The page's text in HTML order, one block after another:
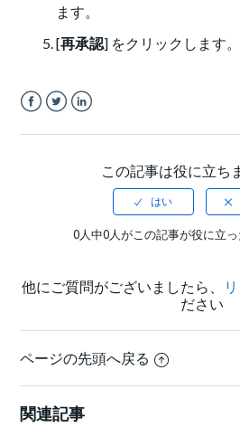
ます。
[再承認] をクリックします。
この記事は役に立ち
0人中0人がこの記事が役に立
他にご質問がございましたら、
ださい
ページの先頭へ戻る
関連記事